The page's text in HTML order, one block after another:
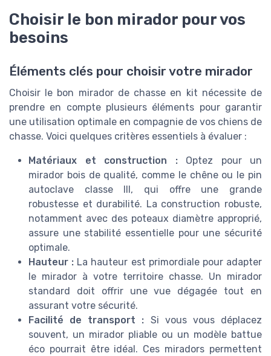
Choisir le bon mirador pour vos
besoins
Éléments clés pour choisir votre mirador
Choisir le bon mirador de chasse en kit nécessite de
prendre en compte plusieurs éléments pour garantir
une utilisation optimale en compagnie de vos chiens de
chasse. Voici quelques critères essentiels à évaluer :
Matériaux et construction :Optez pour un
mirador bois de qualité, comme le chêne ou le pin
autoclave classe III, qui offre une grande
robustesse et durabilité. La construction robuste,
notamment avec des poteaux diamètre approprié,
assure une stabilité essentielle pour une sécurité
optimale.
Hauteur : La hauteur est primordiale pour adapter
le mirador à votre territoire chasse. Un mirador
standard doit offrir une vue dégagée tout en
assurant votre sécurité.
Facilité de transport : Si vous vous déplacez
souvent, un mirador pliable ou un modèle battue
éco pourrait être idéal. Ces miradors permettent